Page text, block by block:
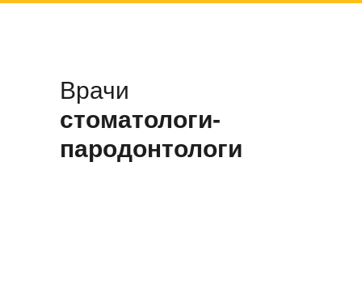
Врачи
стоматологи-
пародонтологи